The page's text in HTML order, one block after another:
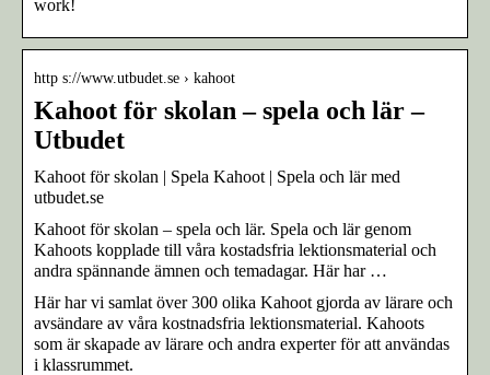
work!
http s://www.utbudet.se › kahoot
Kahoot för skolan – spela och lär –
Utbudet
Kahoot för skolan | Spela Kahoot | Spela och lär med
utbudet.se
Kahoot för skolan – spela och lär. Spela och lär genom
Kahoots kopplade till våra kostadsfria lektionsmaterial och
andra spännande ämnen och temadagar. Här har …
Här har vi samlat över 300 olika Kahoot gjorda av lärare och
avsändare av våra kostnadsfria lektionsmaterial. Kahoots
som är skapade av lärare och andra experter för att användas
i klassrummet.